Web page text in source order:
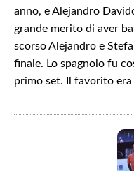
anno, e Alejandro
grande merito di aver
scorso Alejandro e
finale. Lo spagnolo fu
primo set. Il favorito era